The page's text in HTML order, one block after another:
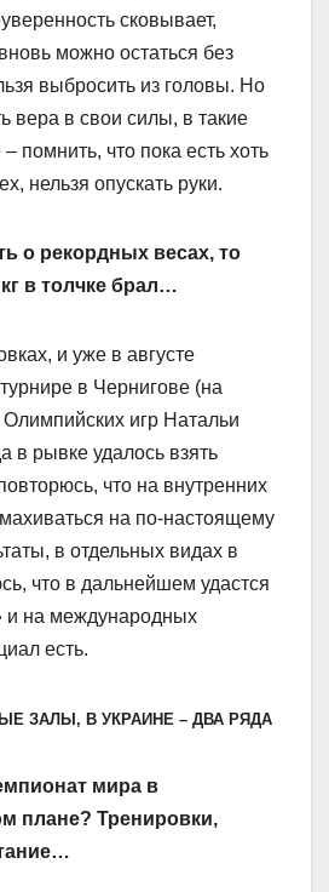
сковывает,
можно остаться без
выбросить из головы. Но
вера в свои силы, в такие
помнить, что пока есть хоть
нельзя опускать руки.
о рекордных весах, то
в толчке брал…
и уже в августе
в Чернигове (на
игр Натальи
в рывке удалось взять
что на внутренних
на по-настоящему
в отдельных видах в
что в дальнейшем удастся
и на международных
есть.
ЗАЛЫ, В УКРАИНЕ – ДВА РЯДА
мира в
плане? Тренировки,